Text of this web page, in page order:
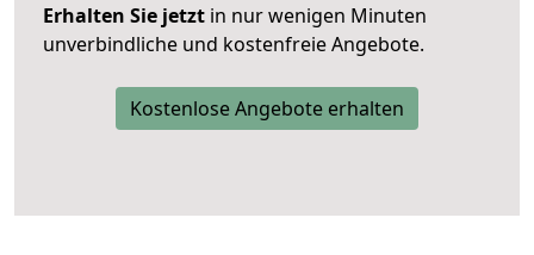
Erhalten Sie jetzt in nur wenigen Minuten
unverbindliche und kostenfreie Angebote.
Kostenlose Angebote erhalten